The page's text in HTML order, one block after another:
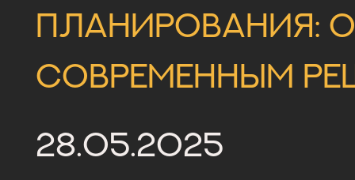
планирования:
современным
28.05.2025